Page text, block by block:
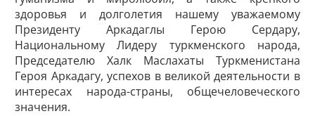
здоровья и долголетия нашему уважаемому
Президенту Аркадаглы Герою Сердару,
Национальному Лидеру туркменского народа,
Председателю Халк Маслахаты Туркменистана
Героя Аркадагу, успехов в великой деятельности в
интересах народа-страны, общечеловеческого
значения.